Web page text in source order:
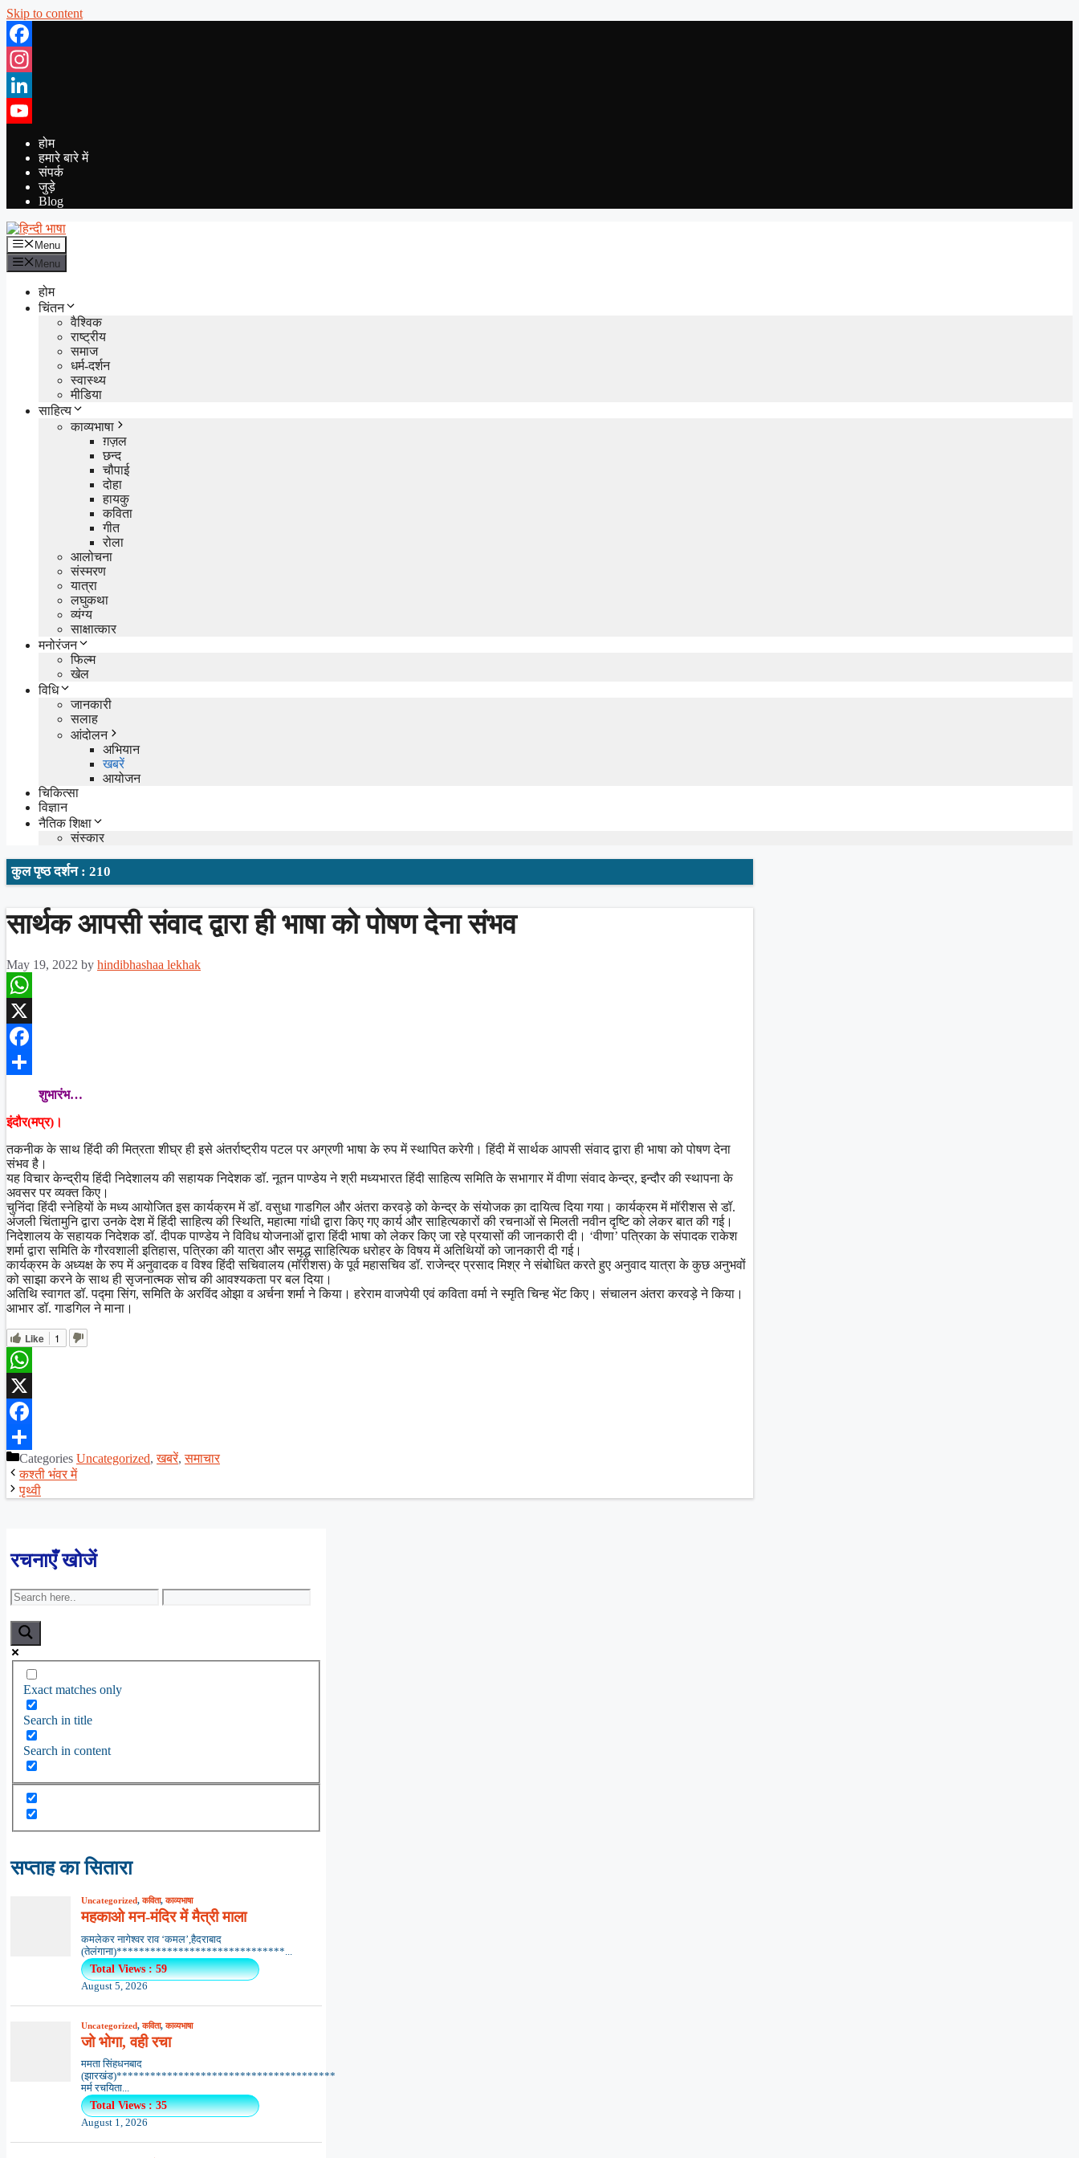
Skip to content
Facebook
Instagram
LinkedIn
YouTube
होम
हमारे बारे में
संपर्क
जुड़े
Blog
Menu
Menu
होम
चिंतन
वैश्विक
राष्ट्रीय
समाज
धर्म-दर्शन
स्वास्थ्य
मीडिया
साहित्य
काव्यभाषा
ग़ज़ल
छन्द
चौपाई
दोहा
हायकु
कविता
गीत
रोला
आलोचना
संस्मरण
यात्रा
लघुकथा
व्यंग्य
साक्षात्कार
मनोरंजन
फिल्म
खेल
विधि
जानकारी
सलाह
आंदोलन
अभियान
खबरें
आयोजन
चिकित्सा
विज्ञान
नैतिक शिक्षा
संस्कार
कुल पृष्ठ दर्शन : 210
सार्थक आपसी संवाद द्वारा ही भाषा को पोषण देना संभव
May 19, 2022 by hindibhashaa lekhak
WhatsApp
X
Facebook
शुभारंभ…
इंदौर(मप्र)।
तकनीक के साथ हिंदी की मित्रता शीघ्र ही इसे अंतर्राष्ट्रीय पटल पर अग्रणी भाषा के रुप में स्थापित करेगी। हिंदी में सार्थक आपसी संवाद द्वारा ही भाषा को पोषण देना
संभव है।
यह विचार केन्द्रीय हिंदी निदेशालय की सहायक निदेशक डॉ. नूतन पाण्डेय ने श्री मध्यभारत हिंदी साहित्य समिति के सभागार में वीणा संवाद केन्द्र, इन्दौर की स्थापना के
अवसर पर व्यक्त किए।
चुनिंदा हिंदी स्नेहियों के मध्य आयोजित इस कार्यक्रम में डॉ. वसुधा गाडगिल और अंतरा करवड़े को केन्द्र के संयोजक क़ा दायित्व दिया गया। कार्यक्रम में मॉरीशस से डॉ.
अंजली चिंतामुनि द्वारा उनके देश में हिंदी साहित्य की स्थिति, महात्मा गांधी द्वारा किए गए कार्य और साहित्यकारों की रचनाओं से मिलती नवीन दृष्टि को लेकर बात की गई।
निदेशालय के सहायक निदेशक डॉ. दीपक पाण्डेय ने विविध योजनाओं द्वारा हिंदी भाषा को लेकर किए जा रहे प्रयासों की जानकारी दी। ‘वीणा’ पत्रिका के संपादक राकेश
शर्मा द्वारा समिति के गौरवशाली इतिहास, पत्रिका की यात्रा और समृद्ध साहित्यिक धरोहर के विषय में अतिथियों को जानकारी दी गई।
कार्यक्रम के अध्यक्ष के रुप में अनुवादक व विश्व हिंदी सचिवालय (मॉरीशस) के पूर्व महासचिव डॉ. राजेन्द्र प्रसाद मिश्र ने संबोधित करते हुए अनुवाद यात्रा के कुछ अनुभवों
को साझा करने के साथ ही सृजनात्मक सोच की आवश्यकता पर बल दिया।
अतिथि स्वागत डॉ. पद्मा सिंग, समिति के अरविंद ओझा व अर्चना शर्मा ने किया। हरेराम वाजपेयी एवं कविता वर्मा ने स्मृति चिन्ह भेंट किए। संचालन अंतरा करवड़े ने किया।
आभार डॉ. गाडगिल ने माना।
Like 1
WhatsApp
X
Facebook
ShareCategories Uncategorized,खबरें,समाचार
कश्ती भंवर में
पृथ्वी
रचनाएँ खोजें
Exact matches only
Search in title
Search in content
सप्ताह का सितारा
Uncategorized,कविता,काव्यभाषा
महकाओ मन-मंदिर में मैत्री माला
कमलेकर नागेश्वर राव ‘कमल’,हैदराबाद
(तेलंगाना)******************************...
Total Views : 59
August 5, 2026
Uncategorized,कविता,काव्यभाषा
जो भोगा, वही रचा
ममता सिंहधनबाद
(झारखंड)***************************************
मर्म रचयिता...
Total Views : 35
August 1, 2026